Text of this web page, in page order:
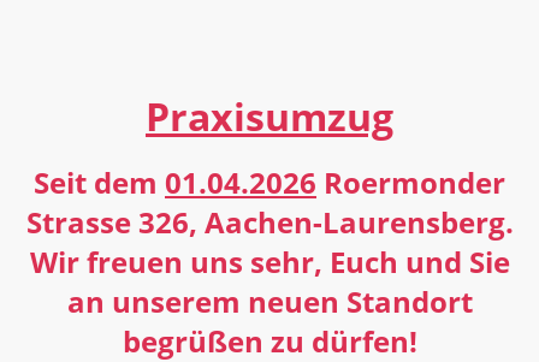
Praxisumzug
Seit dem 01.04.2026 Roermonder
Strasse 326, Aachen-Laurensberg.
Wir freuen uns sehr, Euch und Sie
an unserem neuen Standort
begrüßen zu dürfen!